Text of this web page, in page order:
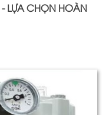
LỰA CHỌN HOÀN